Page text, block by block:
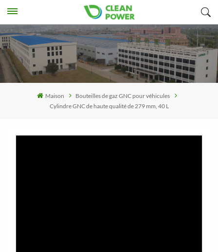
Maison
Bouteilles de gaz GNC pour véhicules
Cylindre GNC de haute qualité de 279 mm, 40 L